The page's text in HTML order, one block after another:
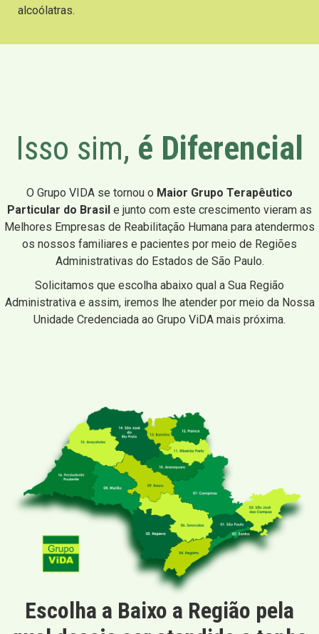
alcoólatras.
Isso sim, é Diferencial
O Grupo VIDA se tornou o Maior Grupo Terapêutico
Particular do Brasil e junto com este crescimento vieram as
Melhores Empresas de Reabilitação Humana para atendermos
os nossos familiares e pacientes por meio de Regiões
Administrativas do Estados de São Paulo.
Solicitamos que escolha abaixo qual a Sua Região
Administrativa e assim, iremos lhe atender por meio da Nossa
Unidade Credenciada ao Grupo ViDA mais próxima.
Escolha a Baixo a Região pela